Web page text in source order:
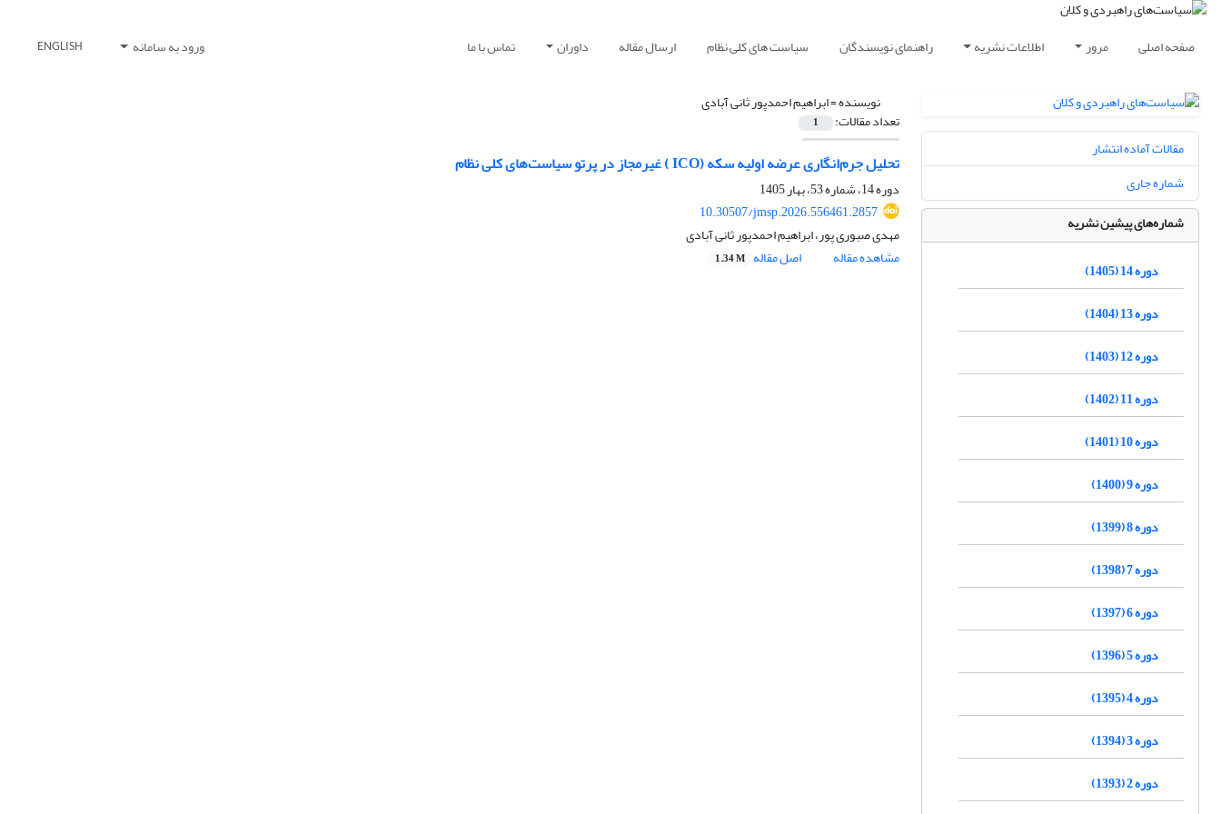
صفحه اصلی مرور اطلاعات نشریه راهنمای نویسندگان سیاست های کلی نظام ارسال مقاله داوران تماس با ما ورود به سامانه ENGLISH
نویسنده =ابراهیم احمدپور ثانی آبادی
تعداد مقالات: 1
تحلیل جرم‌انگاری عرضه اولیه سکه (ICO ) غیرمجاز در پرتو سیاست‌های کلی نظام
دوره 14، شماره 53، بهار 1405
10.30507/jmsp.2026.556461.2857
مهدی صبوری پور، ابراهیم احمدپور ثانی آبادی
مشاهده مقاله
اصل مقاله 1.34 M
مقالات آماده انتشار
شماره جاری
شماره‌های پیشین نشریه
دوره 14 (1405)
دوره 13 (1404)
دوره 12 (1403)
دوره 11 (1402)
دوره 10 (1401)
دوره 9 (1400)
دوره 8 (1399)
دوره 7 (1398)
دوره 6 (1397)
دوره 5 (1396)
دوره 4 (1395)
دوره 3 (1394)
دوره 2 (1393)